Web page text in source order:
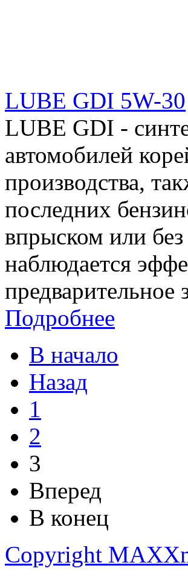
LUBE GDI 5W-30
LUBE GDI -
автомобилей
производства,
последних
впрыском или
наблюдается
предварительное
Подробнее
В начало
Назад
1
2
3
Вперед
В конец
Copyright